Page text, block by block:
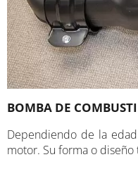
BOMBA DE
Dependiendo de la
motor. Su forma o